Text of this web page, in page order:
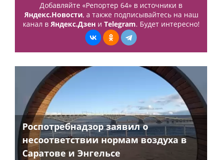
Добавляйте «Репортер 64» в источники в
Яндекс.Новости, а также подписывайтесь на наш
канал в Яндекс.Дзени Telegram. Будет интересно!
Роспотребнадзор заявил о
несоответствии нормам воздуха в
Саратове и Энгельсе